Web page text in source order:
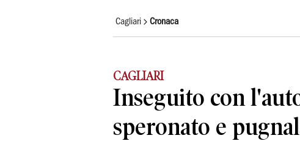
Cagliari Cronaca
CAGLIARI
Inseguito con
speronato e